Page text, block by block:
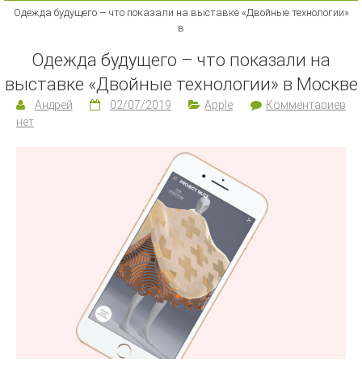
Одежда будущего – что показали на выставке «Двойные технологии»
в
Одежда будущего – что показали на
выставке «Двойные технологии» в Москве
Андрей 02/07/2019 Apple
Комментариев
нет